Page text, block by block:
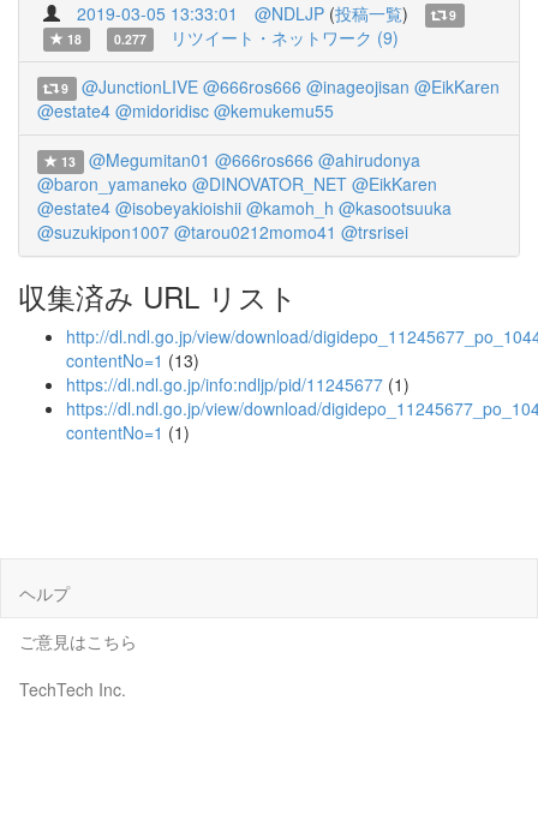
2019-03-05 13:33:01 @NDLJP (投稿一覧)
9
18
0.277 リツイート・ネットワーク (9)
9 @JunctionLIVE @666ros666 @inageojisan @EikKaren
@estate4 @midoridisc @kemukemu55
13 @Megumitan01 @666ros666 @ahirudonya
@baron_yamaneko @DINOVATOR_NET @EikKaren
@estate4 @isobeyakioishii @kamoh_h @kasootsuuka
@suzukipon1007 @tarou0212momo41 @trsrisei
収集済み URL リスト
http://dl.ndl.go.jp/view/download/
contentNo=1 (13)
https://dl.ndl.go.jp/info:ndljp/pid/11245677 (1)
https://dl.ndl.go.jp/view/download/
contentNo=1 (1)
ヘルプ
ご意見はこちら
TechTech Inc.